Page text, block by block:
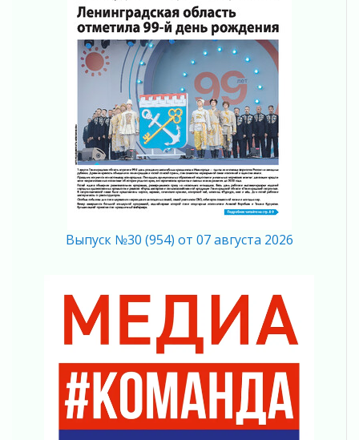
Поддержка волонтерских объединений
03 августа 2026
Ладожский мост полностью закроют на два
03 августа 2026
Музеи Ленобласти обновляют пространства
03 августа 2026
Новая площадка: 2027
03 августа 2026
Часть медиков в Ленобласти сможет
рассчитывать на доплату от региона
03 августа 2026
За сутки в Ленинградской области
ликвидировали 10 пожаров
просится
03 августа 2026
Строительные компании Ленобласти
подняли зарплаты почти на 40% за год
03 августа 2026
Шесть новых жизней в честь дня рождения
Ленинградской области
03 августа 2026
Выпуск №30 (954) от 07 августа 2026